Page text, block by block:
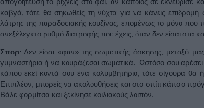
απογοήτευση το ρίχνεις στο φαΐ, αν κάποιος σε εκνεύρισε
καβγά, τότε θα σηκωθείς τη νύχτα για να κάνεις επιδρομή
λάτρης της παραδοσιακής κουζίνας, επομένως το μόνο που
ανεξέλεγκτο ρυθμό διατροφής που έχεις, όταν δεν είσαι στα
Σπορ: Δεν είσαι «φαν» της σωματικής άσκησης, μεταξύ
γυμναστήρια ή να κουράζεσαι σωματικά.. Ωστόσο σου
κάπου εκεί κοντά σου ένα κολυμβητήριο, τότε σίγουρα θα
Επιπλέον, μπορείς να ακολουθήσεις και στο σπίτι κάποιο
Βάλε φορμίτσα και ξεκίνησε κοιλιακούς λοιπόν.